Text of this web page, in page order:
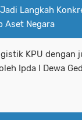
Langkah
Aset Negara
KPU dengan
Ipda I Dewa